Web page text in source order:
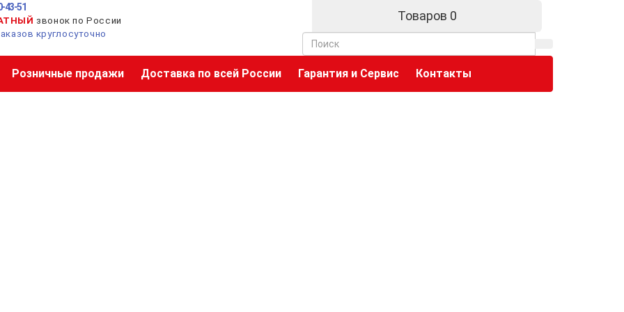
43-51
звонок по России
круглосуточно
Товаров 0
Розничные продажи Доставка по всей России Гарантия и Сервис Контакты